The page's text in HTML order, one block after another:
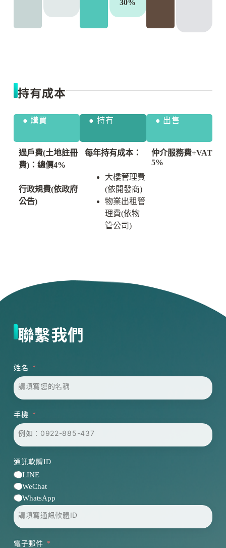
30%
持有成本
● 購買
過戶費(土地註冊
費)：總價4%
行政規費(依政府
公告)
● 持有
每年持有成本：
大樓管理費
(依開發商)
物業出租管
理費(依物
管公司)
● 出售
仲介服務費+VAT
5%
聯繫我們
姓名
手機
通訊軟體ID
LINE
WeChat
WhatsApp
電子郵件